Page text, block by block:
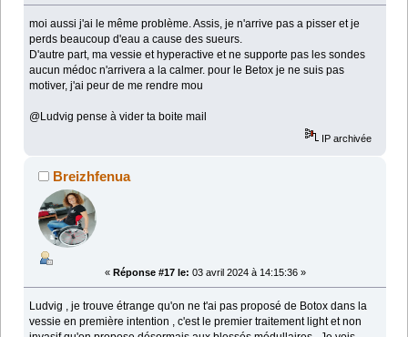
moi aussi j'ai le même problème. Assis, je n'arrive pas a pisser et je
perds beaucoup d'eau a cause des sueurs.
D'autre part, ma vessie et hyperactive et ne supporte pas les sondes
aucun médoc n'arrivera a la calmer. pour le Betox je ne suis pas
motiver, j'ai peur de me rendre mou
@Ludvig pense à vider ta boite mail
IP archivée
Breizhfenua
« Réponse #17 le: 03 avril 2024 à 14:15:36 »
Ludvig , je trouve étrange qu'on ne t'ai pas proposé de Botox dans la
vessie en première intention , c'est le premier traitement light et non